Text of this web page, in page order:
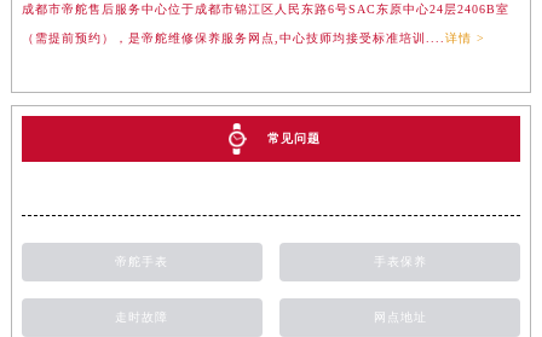
成都市帝舵售后服务中心位于成都市锦江区人民东路6号SAC东原中心24层2406B室
（需提前预约），是帝舵维修保养服务网点,中心技师均接受标准培训.... 详情 >
常见问题
帝舵手表 手表保养
走时故障 网点地址